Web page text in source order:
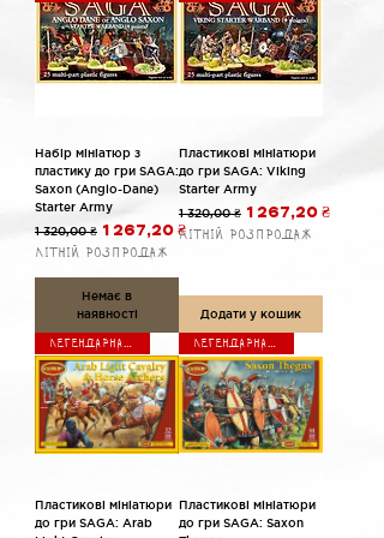
Набір мініатюр з
пластику до гри SAGA:
Saxon (Anglo-Dane)
Starter Army
Звичайна ціна
1 320,00 ₴ За розпродажем
1 267,20 ₴
Літній розпродаж
Немає в
наявності
Пластикові мініатюри
до гри SAGA: Viking
Starter Army
Звичайна ціна
1 320,00 ₴ За
1 267,20 ₴
Літній розпродаж
Додати у кошик
Легендарна гра
Пластикові мініатюри
до гри SAGA: Arab
Легендарна гра
Пластикові мініатюри
до гри SAGA: Saxon